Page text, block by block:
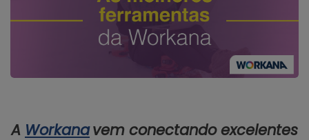
A Workanavem conectando excelentes